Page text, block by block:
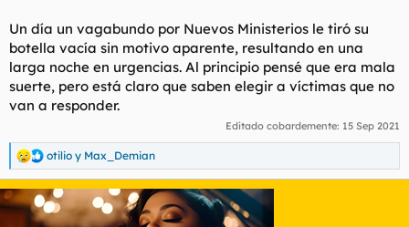
Un día un vagabundo por Nuevos Ministerios le tiró su
botella vacía sin motivo aparente, resultando en una
larga noche en urgencias. Al principio pensé que era mala
suerte, pero está claro que saben elegir a víctimas que no
van a responder.
Editado cobardemente: 15 Sep 2021
R
e
a
c
otilio y Max_Demian